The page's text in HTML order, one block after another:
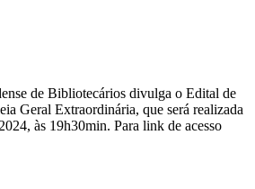
de Bibliotecários divulga o Edital de
Geral Extraordinária, que será realizada
às 19h30min. Para link de acesso